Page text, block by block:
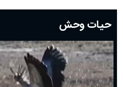
دعای روز بیستم ماه رمضان؛ ۱۹ اسفند ۱۴۰۴
دعای روز هشتم ماه مبارک رمضان؛ ۷ اسفند ماه ۱۴۰۴
دعای روز هفتم ماه رمضان؛ ۶ اسفند ۱۴۰۴
دعای روز ششم ماه رمضان؛ ۵ اسفند ۱۴۰۴
دعای روز پنجم ماه رمضان؛ ۴ اسفند ۱۴۰۴
دعای روز چهارم ماه مبارک رمضان؛ ۳ اسفند ۱۴۰۴
حیات وحش